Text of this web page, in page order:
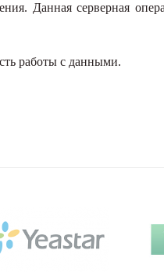
Данная серверная
работы с данными.